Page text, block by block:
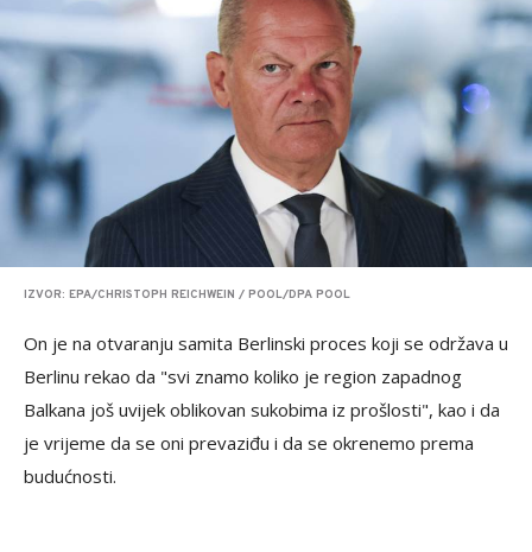
IZVOR: EPA/CHRISTOPH REICHWEIN / POOL/DPA POOL
On je na otvaranju samita Berlinski proces koji se održava u
Berlinu rekao da "svi znamo koliko je region zapadnog
Balkana još uvijek oblikovan sukobima iz prošlosti", kao i da
je vrijeme da se oni prevaziđu i da se okrenemo prema
budućnosti.